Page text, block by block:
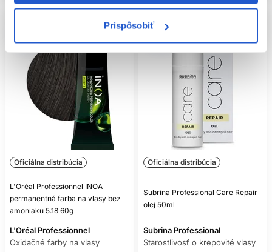
Prispôsobiť
Oficiálna distribúcia
L'Oréal Professionnel INOA
permanentná farba na vlasy bez
amoniaku 5.18 60g
L'Oréal Professionnel
Oxidačné farby na vlasy
Oficiálna distribúcia
Subrina Professional Care Repair
olej 50ml
Subrina Professional
Starostlivosť o krepovité vlasy